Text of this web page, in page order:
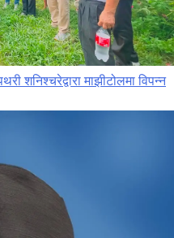
शनिश्चरेद्वारा माझीटोलमा विपन्न